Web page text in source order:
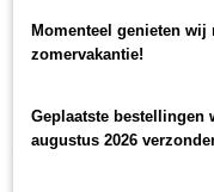
Home>Borrelbox>
Momenteel genieten
zomervakantie!
Geplaatste bestellingen
augustus 2026